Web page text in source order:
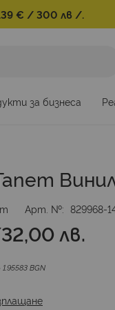
€ / 300 лв /.
за бизнеса
Арт. № 829968-
32,00 лв.
BGN